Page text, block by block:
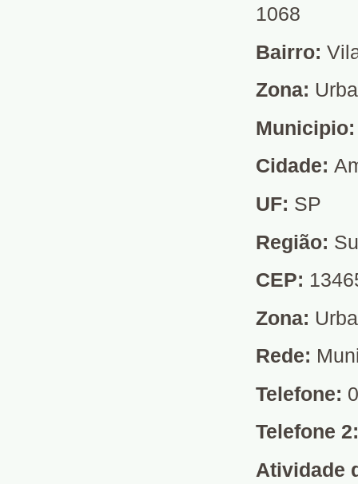
1068
Bairro:
Zona:
Cidade:
UF: SP
Região:
CEP:
Zona:
Rede:
Telefone:
Telefone 2:
Atividade